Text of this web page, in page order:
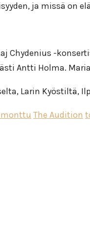
ja missä on
-
Antti Holma. Maria
Larin Kyöstiltä,
The Audition